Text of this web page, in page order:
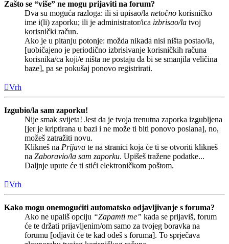
Zašto se “više” ne mogu prijaviti na forum?
Dva su moguća razloga: ili si upisao/la netočno korisničko
ime i(li) zaporku; ili je administrator/ica izbrisao/la tvoj
korisnički račun.
Ako je u pitanju potonje: možda nikada nisi ništa postao/la,
[uobičajeno je periodično izbrisivanje korisničkih računa
korisnika/ca koji/e ništa ne postaju da bi se smanjila veličina
baze], pa se pokušaj ponovo registrirati.
Vrh
Izgubio/la sam zaporku!
Nije smak svijeta! Jest da je tvoja trenutna zaporka izgubljena
[jer je kriptirana u bazi i ne može ti biti ponovo poslana], no,
možeš zatražiti novu.
Klikneš na Prijava te na stranici koja će ti se otvoriti klikneš
na Zaboravio/la sam zaporku. Upišeš tražene podatke...
Daljnje upute će ti stići elektroničkom poštom.
Vrh
Kako mogu onemogućiti automatsko odjavljivanje s foruma?
Ako ne upališ opciju “Zapamti me” kada se prijaviš, forum
će te držati prijavljenim/om samo za tvojeg boravka na
forumu [odjavit će te kad odeš s foruma]. To sprječava